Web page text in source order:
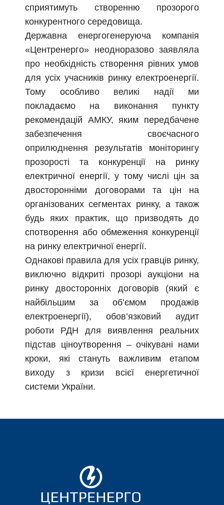
сприятимуть створенню прозорого
конкурентного середовища.
Державна енергогенеруюча компанія
«Центренерго» неодноразово заявляла
про необхідність створення рівних умов
для усіх учасників ринку електроенергії.
Тому особливо великі надії ми
покладаємо на виконання пункту
рекомендацій АМКУ, яким передбачене
забезпечення своєчасного
оприлюднення результатів моніторингу
прозорості та конкуренції на ринку
електричної енергії, у тому числі цін за
двосторонніми договорами та цін на
організованих сегментах ринку, а також
будь яких практик, що призводять до
спотворення або обмеження конкуренції
на ринку електричної енергії.
Однакові правила для усіх гравців ринку,
виключно відкриті прозорі аукціони на
ринку двосторонніх договорів (який є
найбільшим за об’ємом продажів
електроенергії), обов’язковий аудит
роботи РДН для виявлення реальних
підстав ціноутворення – очікувані нами
кроки, які стануть важливим етапом
виходу з кризи всієї енергетичної
системи України.